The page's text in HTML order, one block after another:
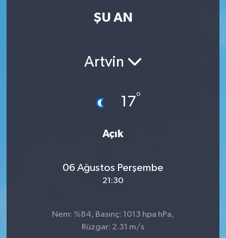
ŞU AN
Artvin
17°
Açık
06 Ağustos Perşembe
21:30
Nem: %84, Basınç: 1013 hpa hPa,
Rüzgar: 2.31 m/s